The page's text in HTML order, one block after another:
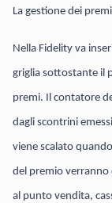
La gestione dei
Nella Fidelity va
griglia sottostante il
premi. Il contatore
dagli scontrini
viene scalato
del premio
al punto vendita,